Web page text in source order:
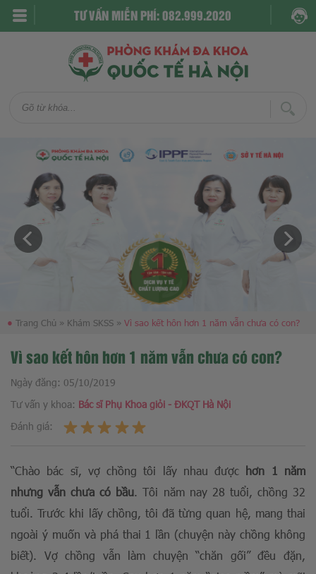
TƯ VẤN MIỄN PHÍ: 082.999.2020
● Trang Chủ » Khám SKSS » Vì sao kết hôn hơn 1 năm vẫn chưa có con?
Vì sao kết hôn hơn 1 năm vẫn chưa có con?
Ngày đăng: 05/10/2019
Tư vấn y khoa: Bác sĩ Phụ Khoa giỏi - ĐKQT Hà Nội
Đánh giá:
“Chào bác sĩ, vợ chồng tôi lấy nhau được hơn 1 năm
nhưng vẫn chưa có bầu. Tôi năm nay 28 tuổi, chồng 32
tuổi. Trước khi lấy chồng, tôi đã từng quan hệ, mang thai
ngoài ý muốn và phá thai 1 lần (chuyện này chồng không
biết). Vợ chồng vẫn làm chuyện “chăn gối” đều đặn,